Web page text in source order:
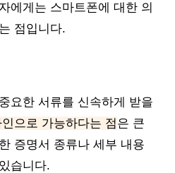
에게는 스마트폰에 대한 의
점입니다.
요한 서류를 신속하게 받을
으로 가능하다는 점은 큰
증명서 종류나 세부 내용
습니다.